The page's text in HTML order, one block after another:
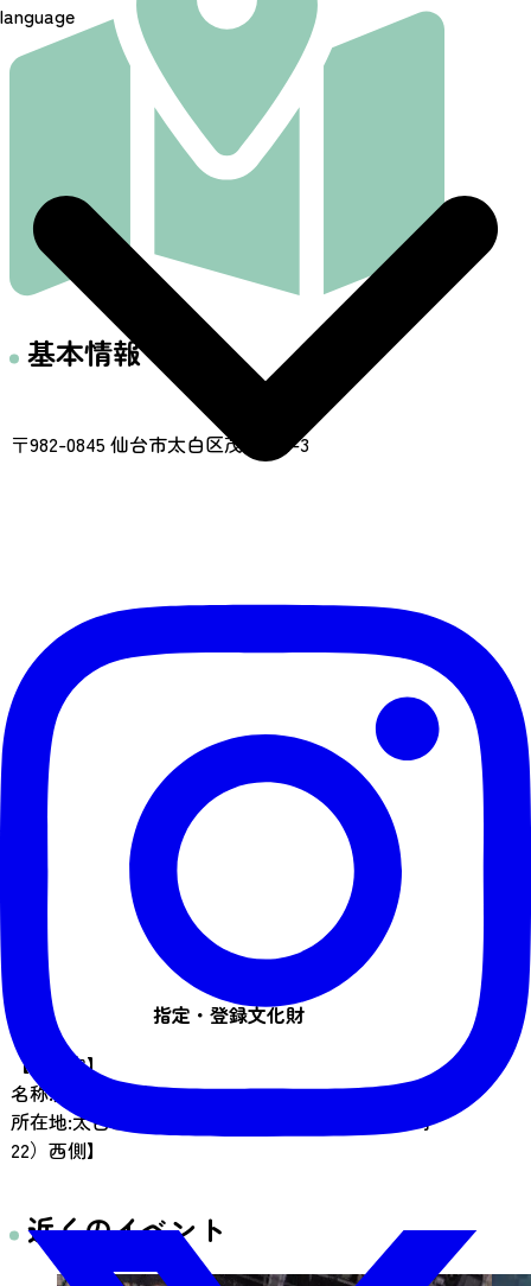
language
基本情報
住所
〒982-0845 仙台市太白区茂ケ崎4-3
指定・登録文化財
【市指定】
名称:大年寺惣門
所在地:太白区茂ケ崎４丁目地内【大年寺（門前町
22）西側】
近くのイベント